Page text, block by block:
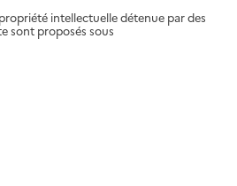
intellectuelle détenue par des
sont proposés sous